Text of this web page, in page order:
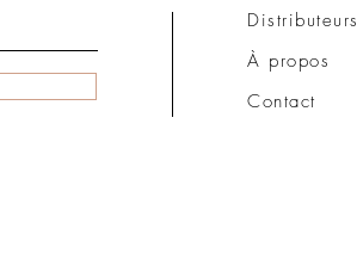
Distributeurs
À propos
Contact